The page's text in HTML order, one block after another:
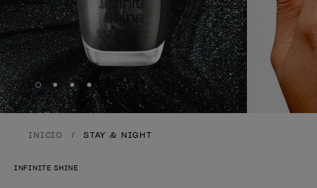
Skip to slide1
Skip to slide2
Skip to slide 3
Skip to slide4
INICIO STAY & NIGHT
INFINITE SHINE